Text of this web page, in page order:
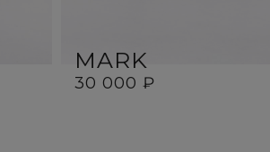
MARK
30 000 ₽